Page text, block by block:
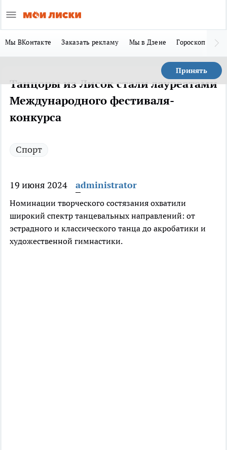
Мы ВКонтакте Заказать рекламу Мы в Дзене Гороскоп
Принять
Танцоры из Лисок стали лауреатами
Международного фестиваля-
конкурса
Спорт
19 июня 2024 administrator
Номинации творческого состязания охватили
широкий спектр танцевальных направлений: от
эстрадного и классического танца до акробатики и
художественной гимнастики.